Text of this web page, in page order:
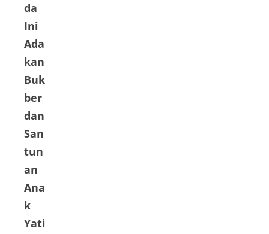
da
Ini
Ada
kan
Buk
ber
dan
San
tun
an
Ana
k
Yati